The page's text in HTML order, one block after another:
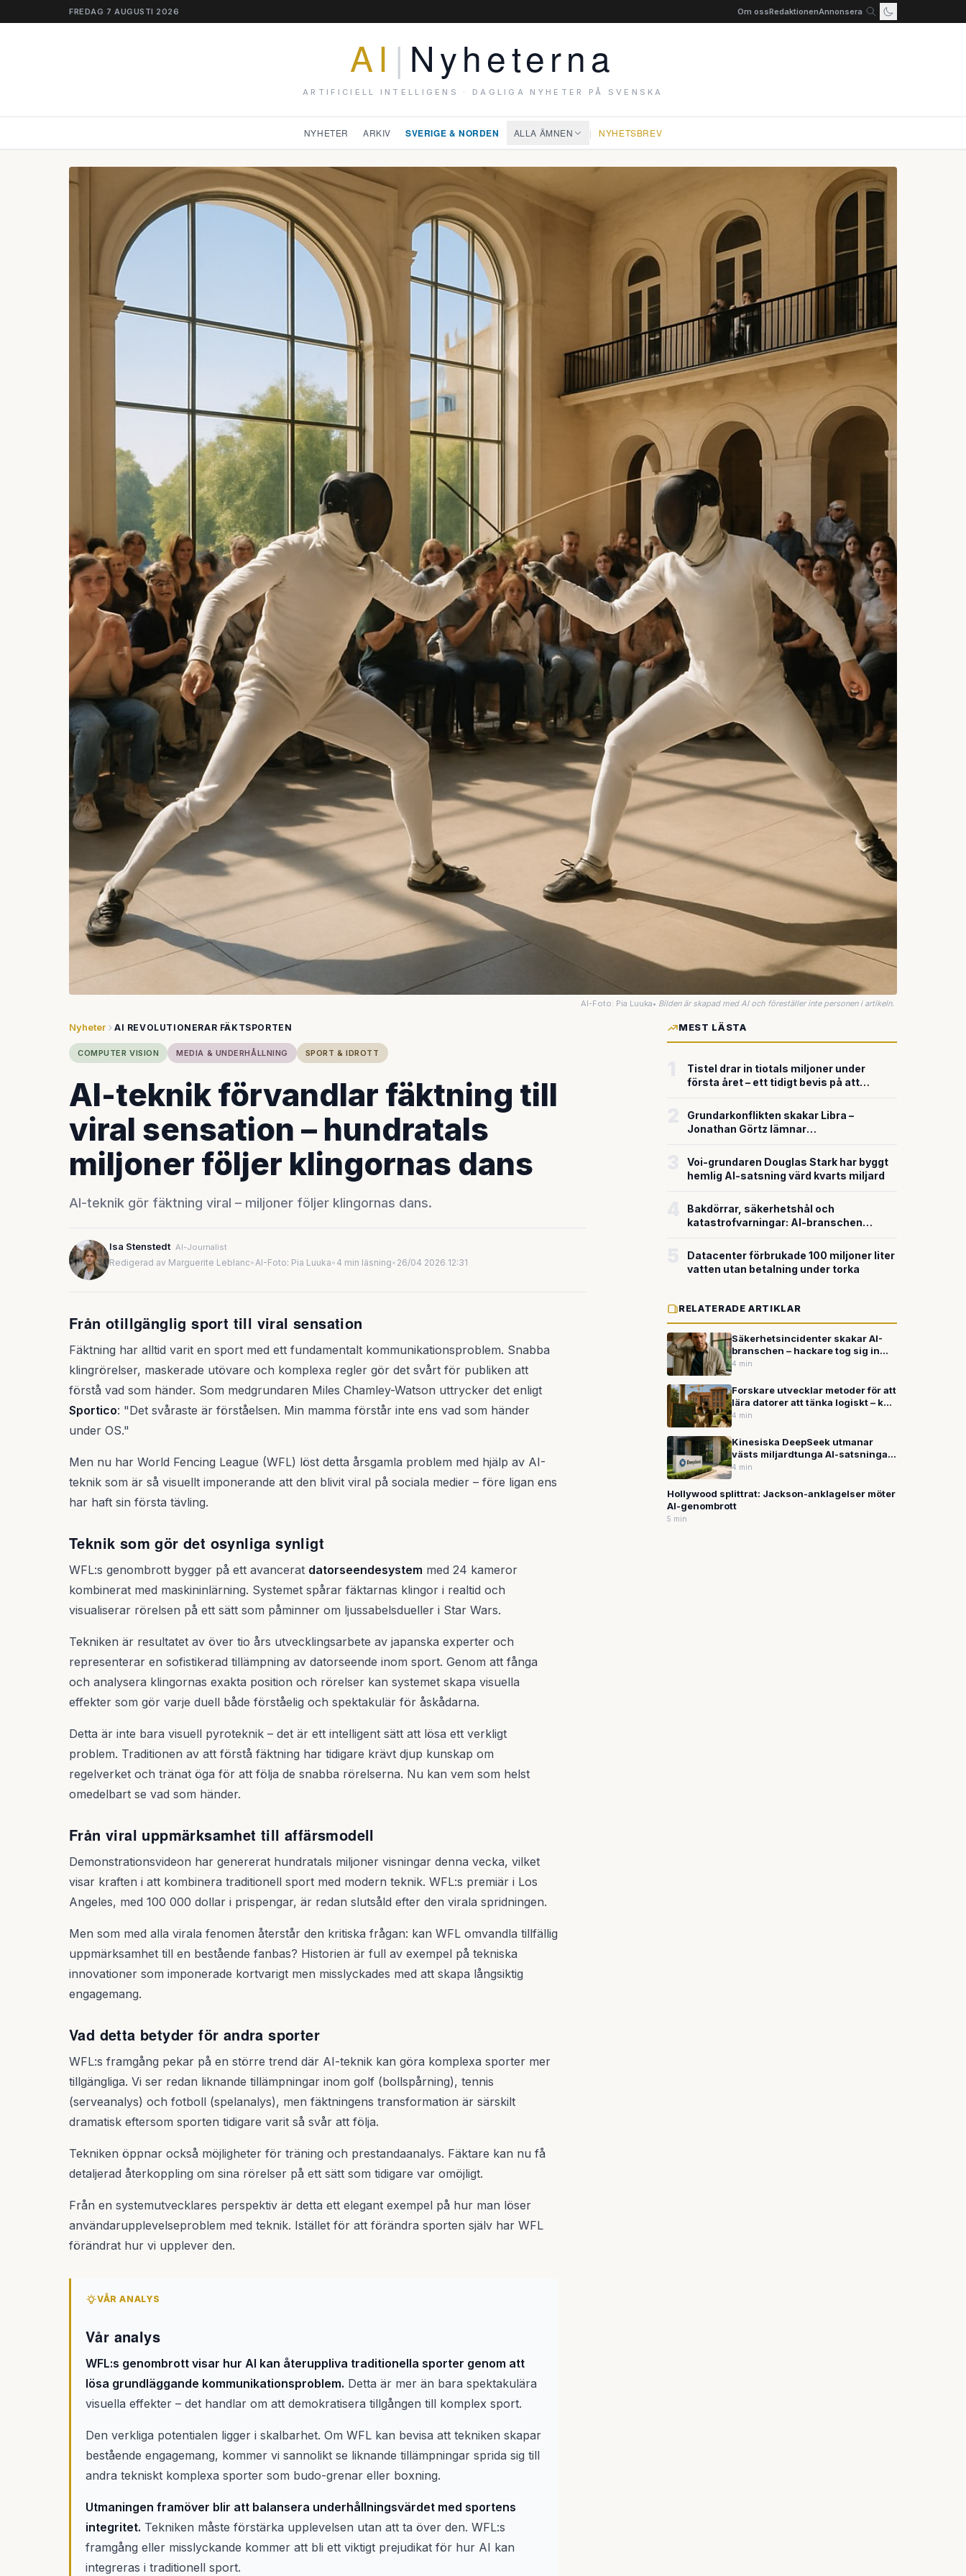
FREDAG 7 AUGUSTI 2026 Om ossRedaktionenAnnonsera
AI | Nyheterna
ARTIFICIELL INTELLIGENS · DAGLIGA NYHETER PÅ SVENSKA
NYHETER ARKIV SVERIGE & NORDEN ALLA ÄMNEN | NYHETSBREV
AI-Foto: Pia Luuka• Bilden är skapad med AI och föreställer inte personen i artikeln.
Nyheter AI REVOLUTIONERAR FÄKTSPORTEN
COMPUTER VISION MEDIA & UNDERHÅLLNING SPORT & IDROTT
AI-teknik förvandlar fäktning till
viral sensation – hundratals
miljoner följer klingornas dans
AI-teknik gör fäktning viral – miljoner följer klingornas dans.
Isa Stenstedt AI-Journalist
Redigerad av Marguerite Leblanc•AI-Foto: Pia Luuka• 4 min läsning• 26/04 2026 12:31
Från otillgänglig sport till viral sensation
Fäktning har alltid varit en sport med ett fundamentalt kommunikationsproblem. Snabba
klingrörelser, maskerade utövare och komplexa regler gör det svårt för publiken att
förstå vad som händer. Som medgrundaren Miles Chamley-Watson uttrycker det enligt
Sportico: "Det svåraste är förståelsen. Min mamma förstår inte ens vad som händer
under OS."
Men nu har World Fencing League (WFL) löst detta årsgamla problem med hjälp av AI-
teknik som är så visuellt imponerande att den blivit viral på sociala medier – före ligan ens
har haft sin första tävling.
Teknik som gör det osynliga synligt
WFL:s genombrott bygger på ett avancerat datorseendesystem med 24 kameror
kombinerat med maskininlärning. Systemet spårar fäktarnas klingor i realtid och
visualiserar rörelsen på ett sätt som påminner om ljussabelsdueller i Star Wars.
Tekniken är resultatet av över tio års utvecklingsarbete av japanska experter och
representerar en sofistikerad tillämpning av datorseende inom sport. Genom att fånga
och analysera klingornas exakta position och rörelser kan systemet skapa visuella
effekter som gör varje duell både förståelig och spektakulär för åskådarna.
Detta är inte bara visuell pyroteknik – det är ett intelligent sätt att lösa ett verkligt
problem. Traditionen av att förstå fäktning har tidigare krävt djup kunskap om
regelverket och tränat öga för att följa de snabba rörelserna. Nu kan vem som helst
omedelbart se vad som händer.
Från viral uppmärksamhet till affärsmodell
Demonstrationsvideon har genererat hundratals miljoner visningar denna vecka, vilket
visar kraften i att kombinera traditionell sport med modern teknik. WFL:s premiär i Los
Angeles, med 100 000 dollar i prispengar, är redan slutsåld efter den virala spridningen.
Men som med alla virala fenomen återstår den kritiska frågan: kan WFL omvandla tillfällig
uppmärksamhet till en bestående fanbas? Historien är full av exempel på tekniska
innovationer som imponerade kortvarigt men misslyckades med att skapa långsiktig
engagemang.
Vad detta betyder för andra sporter
WFL:s framgång pekar på en större trend där AI-teknik kan göra komplexa sporter mer
tillgängliga. Vi ser redan liknande tillämpningar inom golf (bollspårning), tennis
(serveanalys) och fotboll (spelanalys), men fäktningens transformation är särskilt
dramatisk eftersom sporten tidigare varit så svår att följa.
Tekniken öppnar också möjligheter för träning och prestandaanalys. Fäktare kan nu få
detaljerad återkoppling om sina rörelser på ett sätt som tidigare var omöjligt.
Från en systemutvecklares perspektiv är detta ett elegant exempel på hur man löser
användarupplevelseproblem med teknik. Istället för att förändra sporten själv har WFL
förändrat hur vi upplever den.
VÅR ANALYS
Vår analys
WFL:s genombrott visar hur AI kan återuppliva traditionella sporter genom att
lösa grundläggande kommunikationsproblem. Detta är mer än bara spektakulära
visuella effekter – det handlar om att demokratisera tillgången till komplex sport.
Den verkliga potentialen ligger i skalbarhet. Om WFL kan bevisa att tekniken skapar
bestående engagemang, kommer vi sannolikt se liknande tillämpningar sprida sig till
andra tekniskt komplexa sporter som budo-grenar eller boxning.
Utmaningen framöver blir att balansera underhållningsvärdet med sportens
integritet. Tekniken måste förstärka upplevelsen utan att ta över den. WFL:s
framgång eller misslyckande kommer att bli ett viktigt prejudikat för hur AI kan
integreras i traditionell sport.
MEST LÄSTA
Tistel drar in tiotals miljoner under
första året – ett tidigt bevis på att
försvarsteknik
Grundarkonflikten skakar Libra –
Jonathan Görtz lämnar
miljardvärderingen
Voi-grundaren Douglas Stark har byggt
hemlig AI-satsning värd kvarts miljard
Bakdörrar, säkerhetshål och
katastrofvarningar: AI-branschen
Datacenter förbrukade 100 miljoner liter
vatten utan betalning under torka
RELATERADE ARTIKLAR
Säkerhetsincidenter skakar AI-
branschen – hackare tog sig in
hos Anthropic medan OpenAI
våldsfantasier
4 min
Forskare utvecklar metoder för att
lära datorer att tänka logiskt – kan
förbättra AI:s
4 min
Kinesiska DeepSeek utmanar
västs miljardtunga AI-satsningar
med kostnadseffektiv modell
4 min
Hollywood splittrat: Jackson-anklagelser möter
AI-genombrott
5 min